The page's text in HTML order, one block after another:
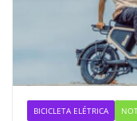
BICICLETA ELÉTRICA